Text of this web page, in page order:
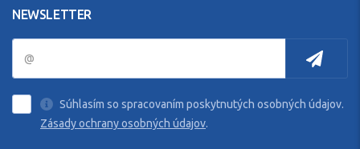
NEWSLETTER
Súhlasím so spracovaním poskytnutých osobných údajov.
Zásady ochrany osobných údajov.